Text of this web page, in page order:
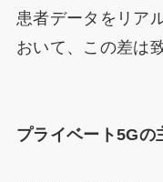
患者データをリア
おいて、この差は
プライベート5Gの